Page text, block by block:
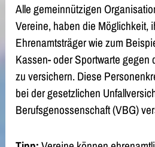
Alle gemeinnützigen
Vereine, haben die Möglichkeit,
Ehrenamtsträger wie zum
Kassen- oder Sportwarte gegen
zu versichern. Diese
bei der gesetzlichen
Berufsgenossenschaft (VBG)